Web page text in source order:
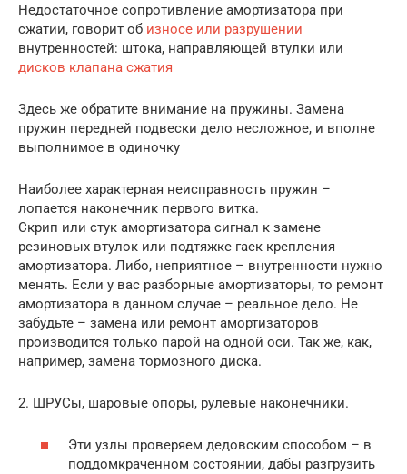
Недостаточное сопротивление амортизатора при
сжатии, говорит об износе или разрушении
внутренностей: штока, направляющей втулки или
дисков клапана сжатия
Здесь же обратите внимание на пружины. Замена
пружин передней подвески дело несложное, и вполне
выполнимое в одиночку
Наиболее характерная неисправность пружин –
лопается наконечник первого витка.
Скрип или стук амортизатора сигнал к замене
резиновых втулок или подтяжке гаек крепления
амортизатора. Либо, неприятное – внутренности нужно
менять. Если у вас разборные амортизаторы, то ремонт
амортизатора в данном случае – реальное дело. Не
забудьте – замена или ремонт амортизаторов
производится только парой на одной оси. Так же, как,
например, замена тормозного диска.
2. ШРУСы, шаровые опоры, рулевые наконечники.
Эти узлы проверяем дедовским способом – в
поддомкраченном состоянии, дабы разгрузить